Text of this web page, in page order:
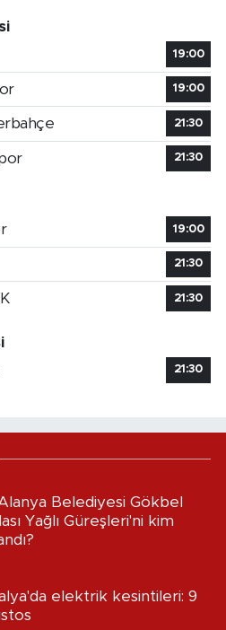
19:00
19:00
21:30
21:30
19:00
21:30
21:30
21:30
Belediyesi Gökbel
Yağlı Güreşleri'ni kim
elektrik kesintileri: 9